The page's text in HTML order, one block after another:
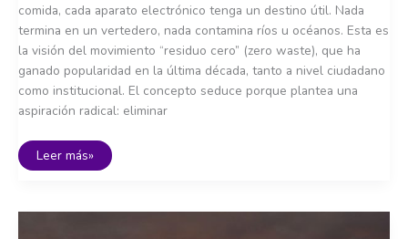
comida, cada aparato electrónico tenga un destino útil. Nada
termina en un vertedero, nada contamina ríos u océanos. Esta es
la visión del movimiento “residuo cero” (zero waste), que ha
ganado popularidad en la última década, tanto a nivel ciudadano
como institucional. El concepto seduce porque plantea una
aspiración radical: eliminar
Residuos
cero:
Leer más»